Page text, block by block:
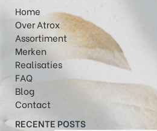
Home
Over Atrox
Assortiment
Merken
Realisaties
FAQ
Blog
Contact
RECENTE POSTS